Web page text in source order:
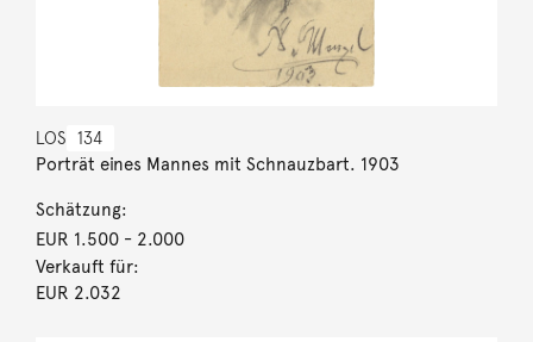
LOS 134
Porträt eines Mannes mit Schnauzbart. 1903
Schätzung:
EUR 1.500- 2.000
Verkauft für:
EUR 2.032